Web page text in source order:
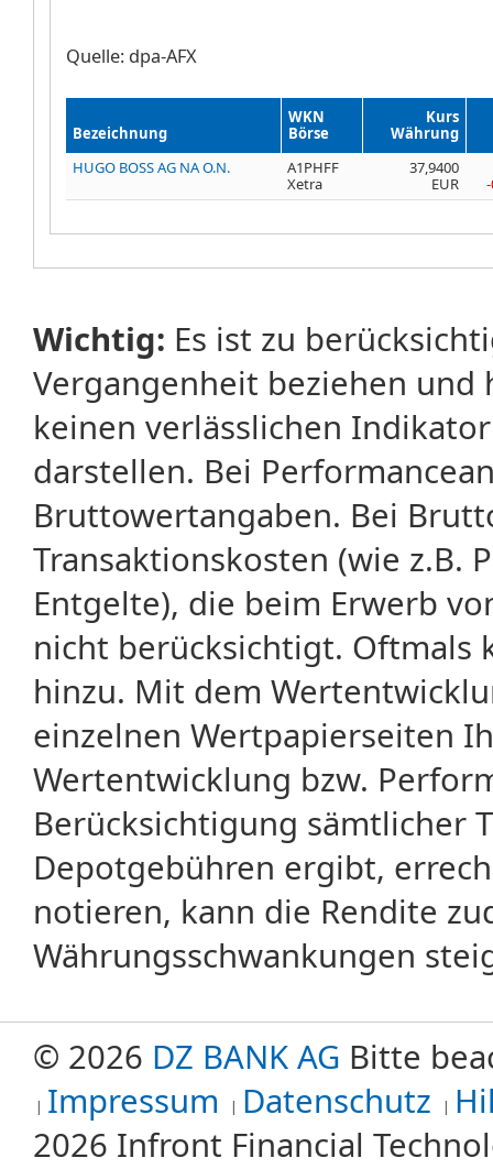
Quelle: dpa-AFX
Bezeichnung
WKN
Börse
Kurs
Währung
HUGO BOSS AG NA O.N.
A1PHFF
Xetra
37,9400
EUR
Wichtig: Es ist zu
Vergangenheit beziehen
keinen verlässlichen
darstellen. Bei
Bruttowertangaben. Bei
Transaktionskosten (wie z.B.
Entgelte), die beim Erwerb
nicht berücksichtigt. Oftmals
hinzu. Mit dem
einzelnen Wertpapierseiten
Wertentwicklung bzw.
Berücksichtigung sämtlicher
Depotgebühren ergibt,
notieren, kann die Rendite
Währungsschwankungen
© 2026 DZ BANK AG Bitte
Impressum
Datenschutz
2026 Infront Financial